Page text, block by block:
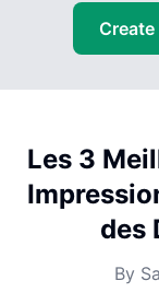
Create
Les 3
des
By